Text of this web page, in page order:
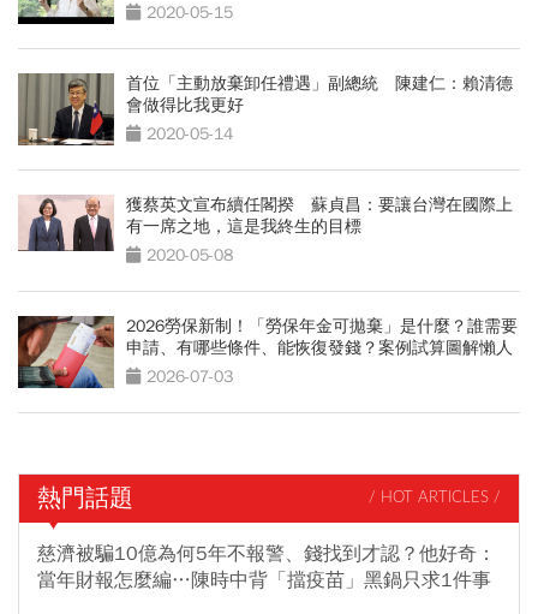
2020-05-15
首位「主動放棄卸任禮遇」副總統 陳建仁：賴清德
會做得比我更好
2020-05-14
獲蔡英文宣布續任閣揆 蘇貞昌：要讓台灣在國際上
有一席之地，這是我終生的目標
2020-05-08
2026勞保新制！「勞保年金可拋棄」是什麼？誰需要
申請、有哪些條件、能恢復發錢？案例試算圖解懶人
包 2026-07-03
熱門話題 / HOT ARTICLES /
慈濟被騙10億為何5年不報警、錢找到才認？他好奇：
當年財報怎麼編…陳時中背「擋疫苗」黑鍋只求1件事